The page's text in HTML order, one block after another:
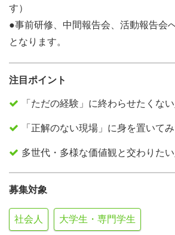
す）
●事前研修、中間報告会、活動報告会
となります。
注目ポイント
「ただの経験」に終わらせたくない
「正解のない現場」に身を置いて
多世代・多様な価値観と交わりたい
募集対象
社会人 大学生・専門学生